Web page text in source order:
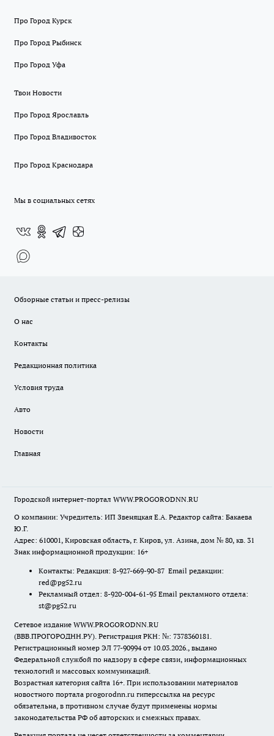
Про Город Курск
Про Город Рыбинск
Про Город Уфа
Твои Новости
Про Город Ярославль
Про Город Владивосток
Про Город Краснодара
Мы в социальных сетях
Обзорные статьи и пресс-релизы
О нас
Контакты
Редакционная политика
Условия труда
Авто
Новости
Главная
Городской интернет-портал WWW.PROGORODNN.RU
О компании: Учредитель: ИП Звеняцкая Е.А. Редактор сайта: Бакаева
Ю.Г.
Адрес: 610001, Кировская область, г. Киров, ул. Азина, дом № 80, кв. 31
Знак информационной продукции: 16+
Контакты: Редакция: 8-927-669-90-87 Email редакции:
red@pg52.ru
Рекламный отдел: 8-920-004-61-95 Email рекламного отдела:
st@pg52.ru
Сетевое издание WWW.PROGORODNN.RU
(ВВВ.ПРОГОРОДНН.РУ). Регистрация РКН: №: 7378360181.
Регистрационный номер ЭЛ 77-90994 от 10.03.2026., выдано
Федеральной службой по надзору в сфере связи, информационных
технологий и массовых коммуникаций.
Возрастная категория сайта 16+. При использовании материалов
новостного портала progorodnn.ru гиперссылка на ресурс
обязательна, в противном случае будут применены нормы
законодательства РФ об авторских и смежных правах.